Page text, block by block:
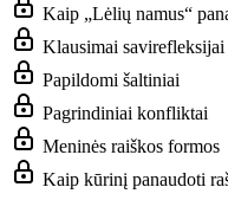
Kaip „Lėlių namus“
Klausimai savirefleksijai
Papildomi šaltiniai
Pagrindiniai konfliktai
Meninės raiškos formos
Kaip kūrinį panaudoti